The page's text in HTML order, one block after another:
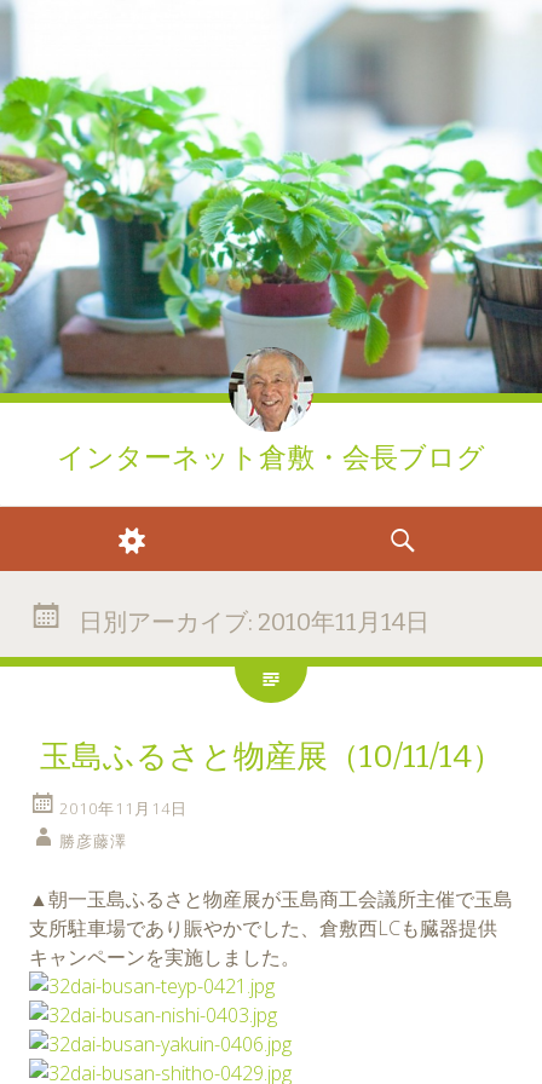
インターネット倉敷・会長ブログ
ウィジェット
日別アーカイブ: 2010年11月14日
玉島ふるさと物産展（10/11/14）
2010年11月14日
勝彦藤澤
▲朝一玉島ふるさと物産展が玉島商工会議所主催で玉島
支所駐車場であり賑やかでした、倉敷西LCも臓器提供
キャンペーンを実施しました。